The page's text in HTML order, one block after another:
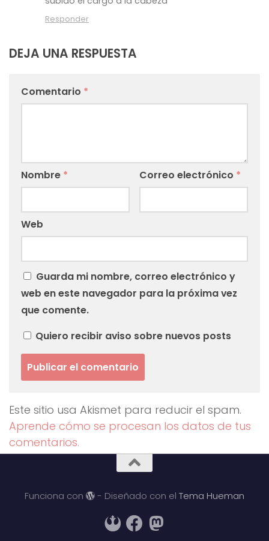
Responder
DEJA UNA RESPUESTA
Comentario *
Nombre * Correo electrónico *
Web
Guarda mi nombre, correo electrónico y
web en este navegador para la próxima vez
que comente.
Quiero recibir aviso sobre nuevos posts
Este sitio usa Akismet para reducir el spam.
Aprende cómo se procesan los datos de tus
comentarios.
Funciona con - Diseñado con el Tema Hueman